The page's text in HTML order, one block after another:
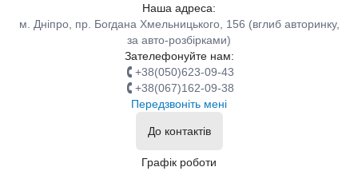
Наша адреса:
м. Дніпро, пр. Богдана Хмельницького, 156 (вглиб авторинку,
за авто-розбірками)
Зателефонуйте нам:
+38(050)623-09-43
+38(067)162-09-38
Передзвоніть мені
До контактів
Графік роботи